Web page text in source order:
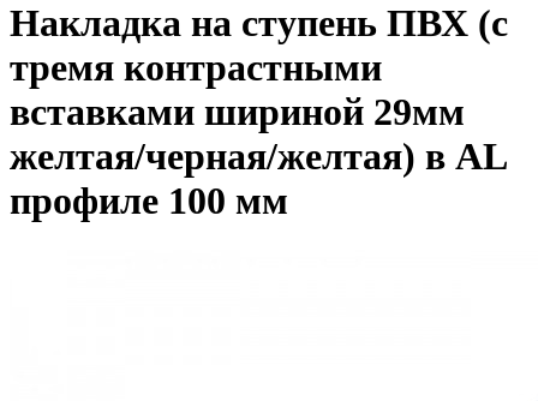
Накладка на ступень ПВХ (с
тремя контрастными
вставками шириной 29мм
желтая/черная/желтая) в AL
профиле 100 мм